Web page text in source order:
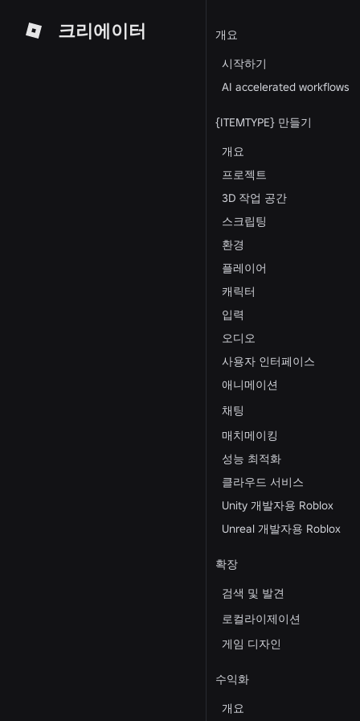
크리에이터
개요
시작하기
AI accelerated workflows
{ITEMTYPE} 만들기
개요
프로젝트
3D 작업 공간
스크립팅
환경
플레이어
캐릭터
입력
오디오
사용자 인터페이스
애니메이션
채팅
매치메이킹
성능 최적화
클라우드 서비스
Unity 개발자용 Roblox
Unreal 개발자용 Roblox
확장
검색 및 발견
로컬라이제이션
게임 디자인
수익화
개요